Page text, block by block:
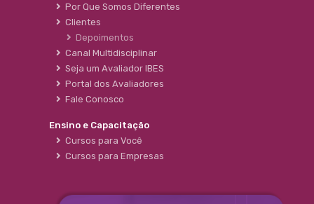
Por Que Somos Diferentes
Clientes
Depoimentos
Canal Multidisciplinar
Seja um Avaliador IBES
Portal dos Avaliadores
Fale Conosco
Ensino e Capacitação
Cursos para Você
Cursos para Empresas